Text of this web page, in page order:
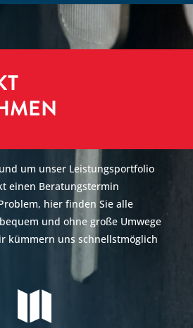
um unser Leistungsportfolio
einen Beratungstermin
hier finden Sie alle
und ohne große Umwege
kümmern uns schnellstmöglich
